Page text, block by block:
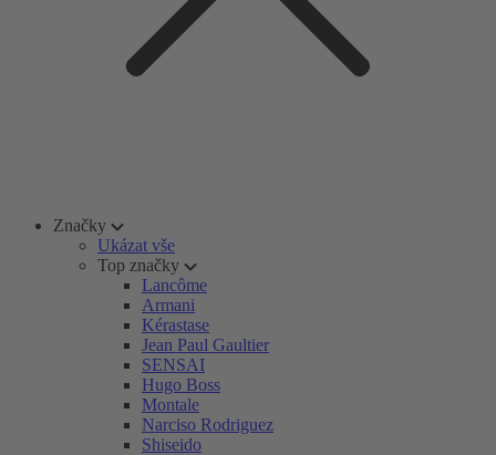
Značky
Ukázat vše
Top značky
Lancôme
Armani
Kérastase
Jean Paul Gaultier
SENSAI
Hugo Boss
Montale
Narciso Rodriguez
Shiseido